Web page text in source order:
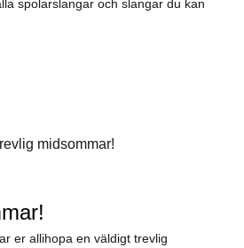
spolarslangar och slangar du kan
er allihopa en väldigt trevlig